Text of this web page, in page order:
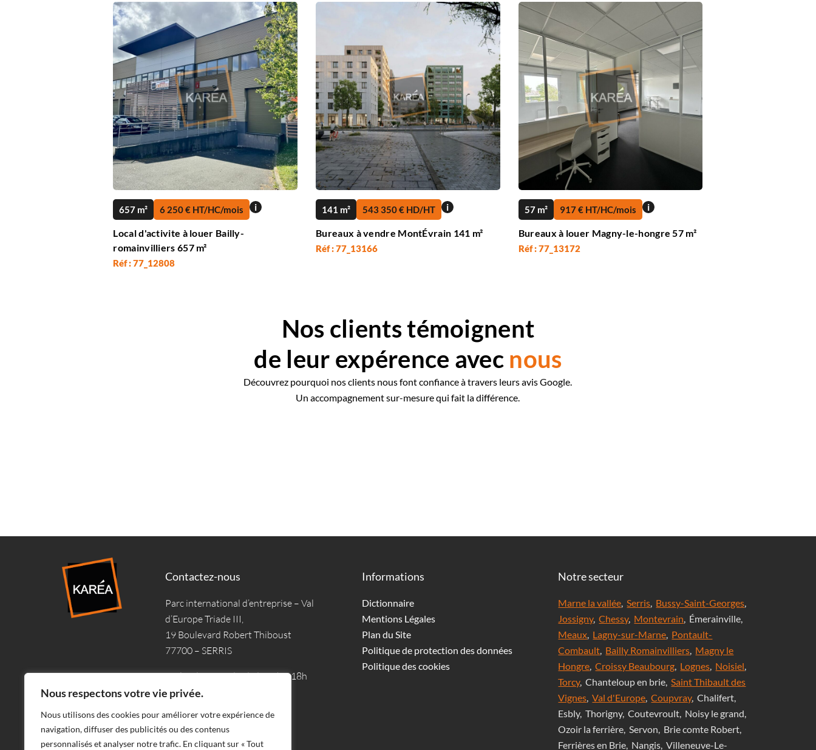
Nous respectons votre vie privée.
Nous utilisons des cookies pour améliorer votre expérience de
navigation, diffuser des publicités ou des contenus
personnalisés et analyser notre trafic. En cliquant sur « Tout
657 m² 6 250 € HT/HC/mois i
Local d'activite à louer Bailly-
romainvilliers 657 m²
Réf : 77_12808
141 m² 543 350 € HD/HT i
Bureaux à vendre MontÉvrain 141 m²
Réf : 77_13166
57 m² 917 € HT/HC/mois i
Bureaux à louer Magny-le-hongre 57 m²
Réf : 77_13172
Nos clients témoignent
de leur expérence avec nous
Découvrez pourquoi nos clients nous font confiance à travers leurs avis Google.
Un accompagnement sur-mesure qui fait la différence.
Contactez-nous
Parc international d’entreprise – Val
d’Europe Triade III,
19 Boulevard Robert Thiboust
77700 – SERRIS
Du lundi au vendredi de 09h à 18h
Informations
Dictionnaire
Mentions Légales
Plan du Site
Politique de protection des données
Politique des cookies
Notre secteur
Marne la vallée,Serris, Bussy-Saint-Georges,
Jossigny,Chessy, Montevrain, Émerainville,
Meaux, Lagny-sur-Marne, Pontault-
Combault, Bailly Romainvilliers, Magny le
Hongre,Croissy Beaubourg, Lognes, Noisiel,
Torcy, Chanteloup en brie,Saint Thibault des
Vignes,Val d'Europe,Coupvray, Chalifert,
Esbly, Thorigny, Coutevroult, Noisy le grand,
Ozoir la ferrière, Servon, Brie comte Robert,
Ferrières en Brie, Nangis, Villeneuve-Le-